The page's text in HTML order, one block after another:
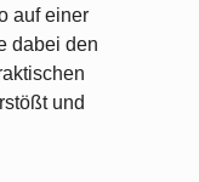
auf einer
dabei den
und